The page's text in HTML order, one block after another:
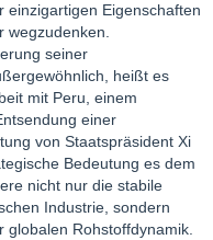
einzigartigen Eigenschaften
seiner
heißt es
mit Peru, einem
einer
von Staatspräsident Xi
Bedeutung es dem
nicht nur die stabile
Industrie, sondern
Rohstoffdynamik.